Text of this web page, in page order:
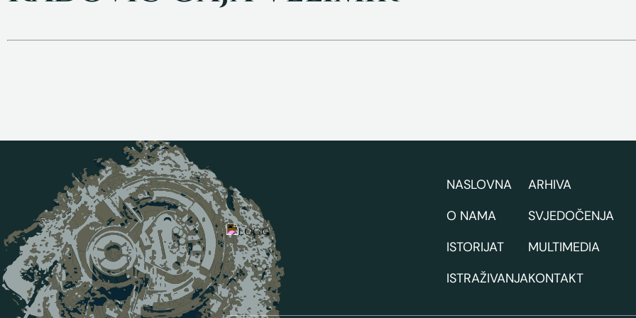
NASLOVNA
O NAMA
ISTORIJAT
ISTRAŽIVANJA
ARHIVA
SVJEDOČENJA
MULTIMEDIA
KONTAKT